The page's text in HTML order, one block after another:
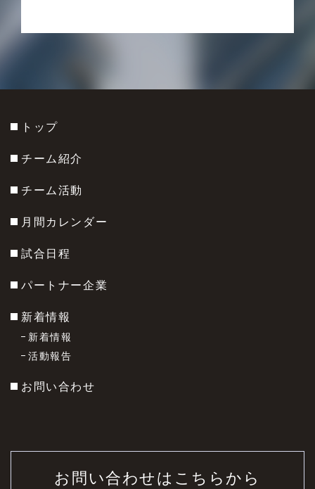
トップ
チーム紹介
チーム活動
月間カレンダー
試合日程
パートナー企業
新着情報
新着情報
活動報告
お問い合わせ
お問い合わせはこちらから